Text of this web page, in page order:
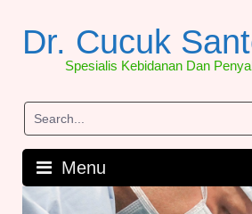
contentDr. Cucuk
Spesialis Kebidanan Dan
Menu